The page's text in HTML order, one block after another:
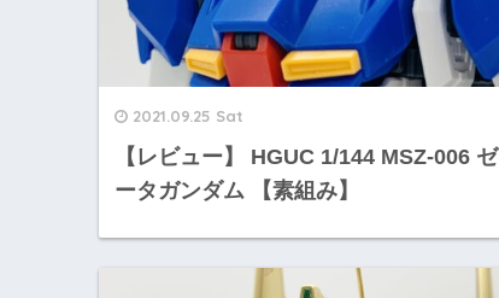
2021.09.25 Sat
【レビュー】 HGUC 1/144 MSZ-006 ゼ
ータガンダム 【素組み】